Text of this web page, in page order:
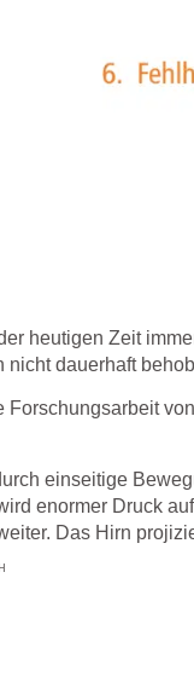
heutigen Zeit
dauerhaft
einseitige
enormer Druck
Das Hirn